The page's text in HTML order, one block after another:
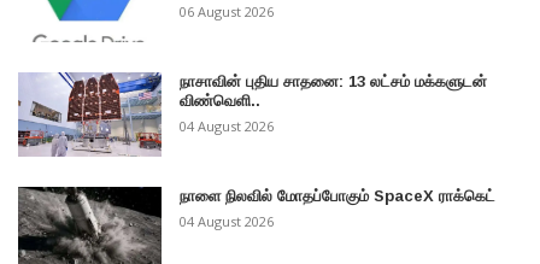
06 August 2026
நாசாவின் புதிய சாதனை: 13 லட்சம் மக்களுடன்
விண்வெளி..
04 August 2026
நாளை நிலவில் மோதப்போகும் SpaceX ராக்கெட்
04 August 2026